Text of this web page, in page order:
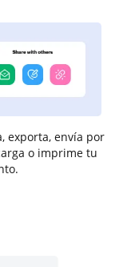
exporta, envía por
o imprime tu